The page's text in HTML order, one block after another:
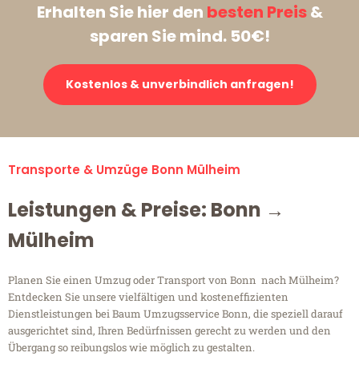
Erhalten Sie hier den besten Preis&
sparen Sie mind. 50€!
Kostenlos & unverbindlich anfragen!
Transporte & Umzüge Bonn Mülheim
Leistungen & Preise: Bonn →
Mülheim
Planen Sie einen Umzug oder Transport von Bonn nach Mülheim?
Entdecken Sie unsere vielfältigen und kosteneffizienten
Dienstleistungen bei Baum Umzugsservice Bonn, die speziell darauf
ausgerichtet sind, Ihren Bedürfnissen gerecht zu werden und den
Übergang so reibungslos wie möglich zu gestalten.